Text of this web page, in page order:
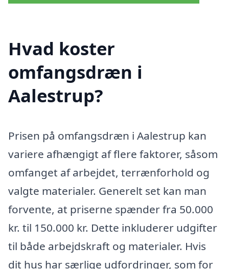
Hvad koster
omfangsdræn i
Aalestrup?
Prisen på omfangsdræn i Aalestrup kan
variere afhængigt af flere faktorer, såsom
omfanget af arbejdet, terrænforhold og
valgte materialer. Generelt set kan man
forvente, at priserne spænder fra 50.000
kr. til 150.000 kr. Dette inkluderer udgifter
til både arbejdskraft og materialer. Hvis
dit hus har særlige udfordringer, som for